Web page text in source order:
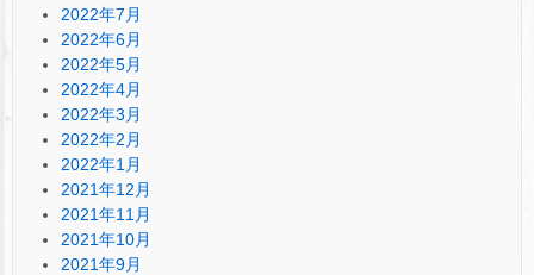
2022年7月
2022年6月
2022年5月
2022年4月
2022年3月
2022年2月
2022年1月
2021年12月
2021年11月
2021年10月
2021年9月